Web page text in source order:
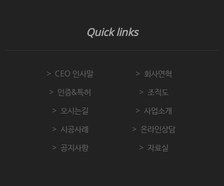
Quick links
CEO 인사말
회사연혁
인증&특허
조직도
오시는길
사업소개
시공사례
온라인상담
공지사항
자료실